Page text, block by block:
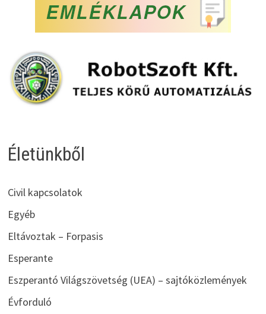
Életünkből
Civil kapcsolatok
Egyéb
Eltávoztak – Forpasis
Esperante
Eszperantó Világszövetség (UEA) – sajtóközlemények
Évforduló